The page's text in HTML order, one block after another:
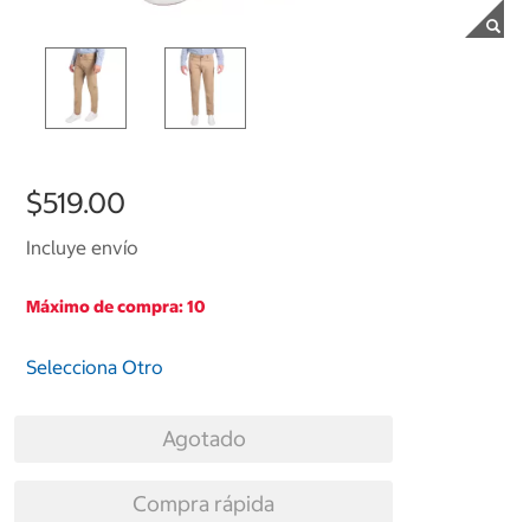
$519.00
Incluye envío
Máximo de compra: 10
Selecciona Otro
Agotado
Compra rápida